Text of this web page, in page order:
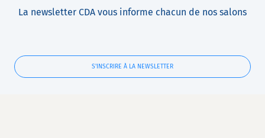
La newsletter CDA vous informe chacun de nos salons
S'INSCRIRE À LA NEWSLETTER